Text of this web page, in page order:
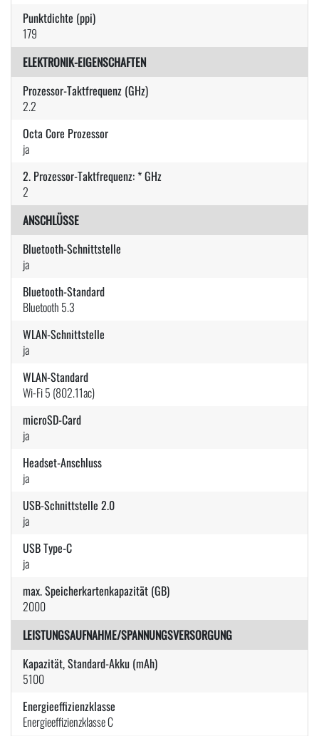
Punktdichte (ppi)
179
ELEKTRONIK-EIGENSCHAFTEN
Prozessor-Taktfrequenz (GHz)
2.2
Octa Core Prozessor
ja
2. Prozessor-Taktfrequenz: * GHz
2
ANSCHLÜSSE
Bluetooth-Schnittstelle
ja
Bluetooth-Standard
Bluetooth 5.3
WLAN-Schnittstelle
ja
WLAN-Standard
Wi-Fi 5 (802.11ac)
microSD-Card
ja
Headset-Anschluss
ja
USB-Schnittstelle 2.0
ja
USB Type-C
ja
max. Speicherkartenkapazität (GB)
2000
LEISTUNGSAUFNAHME/SPANNUNGSVERSORGUNG
Kapazität, Standard-Akku (mAh)
5100
Energieeffizienzklasse
Energieeffizienzklasse C